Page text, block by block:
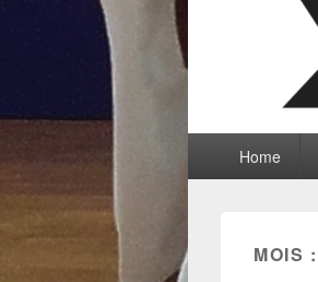
principalHome
MOIS :